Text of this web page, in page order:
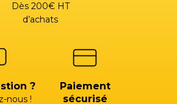
Dès 200€ HT
d’achats
?
nous !
Paiement
sécurisé